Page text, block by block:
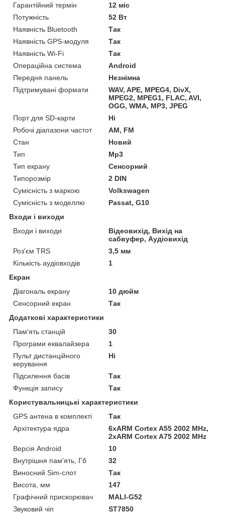
Гарантійний термін
12 міс
Потужність
52 Вт
Наявність Bluetooth
Так
Наявність GPS-модуля
Так
Наявність Wi-Fi
Так
Операційна система
Android
Передня панель
Незнімна
Підтримувані формати
WAV, APE, MPEG4, DivX,
MPEG2, MPEG1, FLAC, AVI,
OGG, WMA, MP3, JPEG
Порт для SD-карти
Ні
Робочі діапазони частот
AM, FM
Стан
Новий
Тип
Mp3
Тип екрану
Сенсорний
Типорозмір
2 DIN
Сумісність з маркою
Volkswagen
Сумісність з моделлю
Passat, G10
Входи і виходи
Входи і виходи
Відеовихід, Вихід на
сабвуфер, Аудіовихід
Роз'єм TRS
3,5 мм
Кількість аудіовходів
1
Екран
Діагональ екрану
10 дюйм
Сенсорний екран
Так
Додаткові характеристики
Пам'ять станцій
30
Програми еквалайзера
1
Пульт дистанційного
керування
Ні
Підсилення басів
Так
Функція запису
Так
Користувальницькі характеристики
GPS антена в комплекті
Так
Архітектура ядра
6xARM Cortex A55 2002 MHz,
2xARM Cortex A75 2002 MHz
Версія Android
10
Внутрішня пам'ять, Гб
32
Виносний Sim-слот
Так
Висота, мм
147
Графічний прискорювач
MALI-G52
Звуковий чіп
ST7850